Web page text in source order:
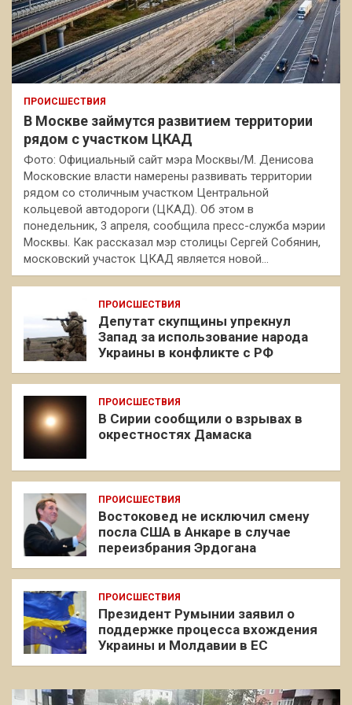
ПРОИСШЕСТВИЯ
В Москве займутся развитием территории
рядом с участком ЦКАД
Фото: Официальный сайт мэра Москвы/М. Денисова
Московские власти намерены развивать территории
рядом со столичным участком Центральной
кольцевой автодороги (ЦКАД). Об этом в
понедельник, 3 апреля, сообщила пресс-служба мэрии
Москвы. Как рассказал мэр столицы Сергей Собянин,
московский участок ЦКАД является новой…
ПРОИСШЕСТВИЯ
Депутат скупщины упрекнул
Запад за использование народа
Украины в конфликте с РФ
ПРОИСШЕСТВИЯ
В Сирии сообщили о взрывах в
окрестностях Дамаска
ПРОИСШЕСТВИЯ
Востоковед не исключил смену
посла США в Анкаре в случае
переизбрания Эрдогана
ПРОИСШЕСТВИЯ
Президент Румынии заявил о
поддержке процесса вхождения
Украины и Молдавии в ЕС